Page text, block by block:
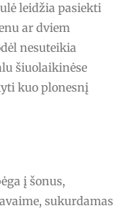
leidžia pasiekti
ar dviem
nesuteikia
šiuolaikinėse
kuo plonesnį
į šonus,
sukurdamas